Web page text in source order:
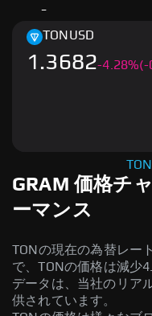
-
GRAM 価格チ
ーマンス
TONの現在の為替レー
で、TONの価格は減少
データは、当社のリア
供されています。
TON USD
1.3682-4.28%(-
TON